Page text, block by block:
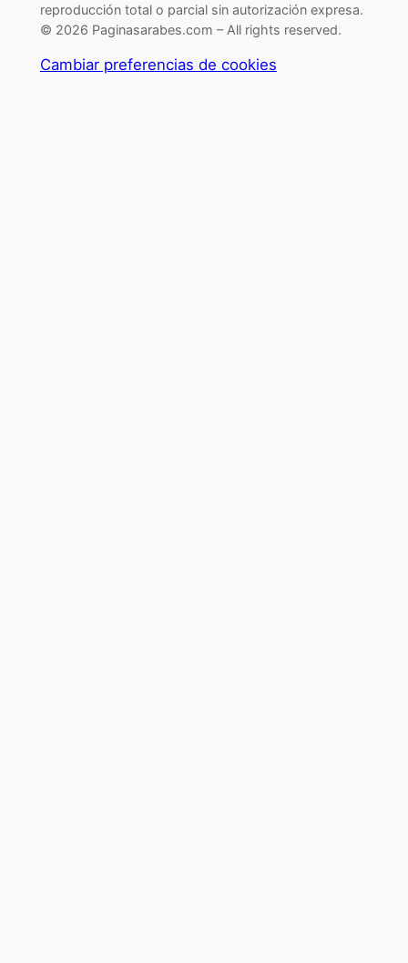
reproducción total o parcial sin autorización expresa.
© 2026 Paginasarabes.com – All rights reserved.
Cambiar preferencias de cookies